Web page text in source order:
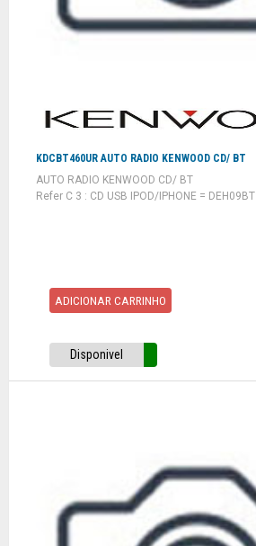
KDCBT460UR AUTO RADIO KENWOOD CD/ BT
AUTO RADIO KENWOOD CD/ BT
Refer C 3 : CD USB IPOD/IPHONE = DEH09BT
ADICIONAR CARRINHO
Disponivel